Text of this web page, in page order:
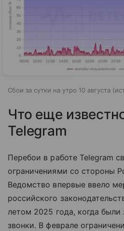
Сбои за сутки на утро 10 августа
Что еще
Telegram
Перебои в работе Telegram
ограничениями со стороны
Ведомство впервые ввело
российского
летом 2025 года, когда были
звонки. В феврале